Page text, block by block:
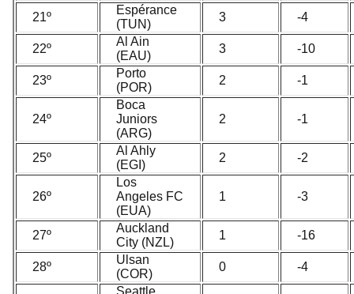
21º
Espérance
(TUN)
3 -4
22º
Al Ain
(EAU)
3 -10
23º
Porto
(POR)
2 -1
24º
Boca
Juniors
(ARG)
2 -1
25º
Al Ahly
(EGI)
2 -2
26º
Los
Angeles FC
(EUA)
1 -3
27º
Auckland
City (NZL)
1 -16
28º
Ulsan
(COR)
0 -4
Seattle